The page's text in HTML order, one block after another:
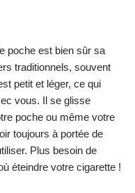
poche est bien sûr sa
traditionnels, souvent
petit et léger, ce qui
vous. Il se glisse
poche ou même votre
toujours à portée de
Plus besoin de
éteindre votre cigarette !